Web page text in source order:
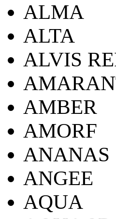
ALMA
ALTA
ALVIS
AMBER
AMORF
ANANAS
ANGEE
AQUA